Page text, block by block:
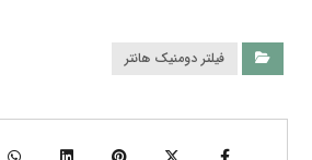
فیلتر دومنیک هانتر